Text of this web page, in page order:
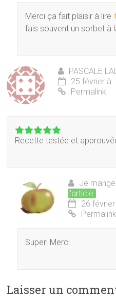
Merci ça fait plaisir à lire
fais souvent un sorbet à
PASCALE
25 février à
Permalink
Recette testée et
Je
l’article
26
Permalink
Super! Merci
Laisser un